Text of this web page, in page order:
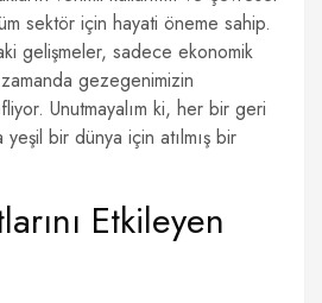
sektör için hayati öneme sahip.
gelişmeler, sadece ekonomik
gezegenimizin
Unutmayalım ki, her bir geri
yeşil bir dünya için atılmış bir
Etkileyen